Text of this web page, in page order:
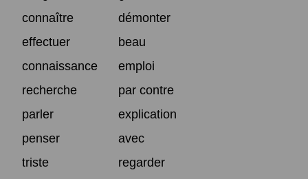
connaître
démonter
effectuer
beau
connaissance
emploi
recherche
par contre
parler
explication
penser
avec
triste
regarder